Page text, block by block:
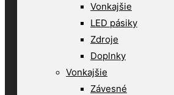
Vonkajšie
LED pásiky
Zdroje
Doplnky
Vonkajšie
Závesné